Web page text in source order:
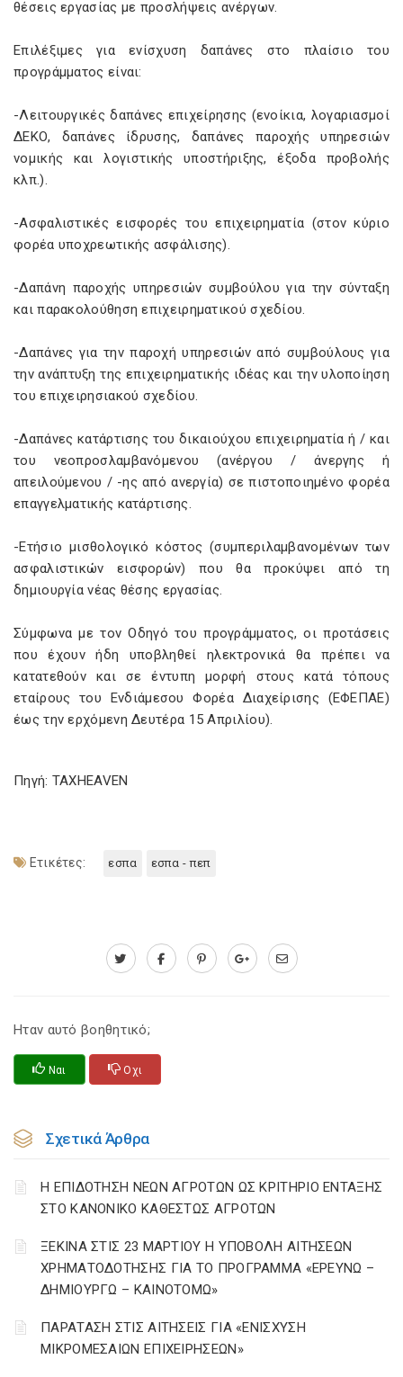
θέσεις εργασίας με προσλήψεις ανέργων.
Επιλέξιμες για ενίσχυση δαπάνες στο πλαίσιο του
προγράμματος είναι:
-Λειτουργικές δαπάνες επιχείρησης (ενοίκια, λογαριασμοί
ΔΕΚΟ, δαπάνες ίδρυσης, δαπάνες παροχής υπηρεσιών
νομικής και λογιστικής υποστήριξης, έξοδα προβολής
κλπ.).
-Ασφαλιστικές εισφορές του επιχειρηματία (στον κύριο
φορέα υποχρεωτικής ασφάλισης).
-Δαπάνη παροχής υπηρεσιών συμβούλου για την σύνταξη
και παρακολούθηση επιχειρηματικού σχεδίου.
-Δαπάνες για την παροχή υπηρεσιών από συμβούλους για
την ανάπτυξη της επιχειρηματικής ιδέας και την υλοποίηση
του επιχειρησιακού σχεδίου.
-Δαπάνες κατάρτισης του δικαιούχου επιχειρηματία ή / και
του νεοπροσλαμβανόμενου (ανέργου / άνεργης ή
απειλούμενου / -ης από ανεργία) σε πιστοποιημένο φορέα
επαγγελματικής κατάρτισης.
-Ετήσιο μισθολογικό κόστος (συμπεριλαμβανομένων των
ασφαλιστικών εισφορών) που θα προκύψει από τη
δημιουργία νέας θέσης εργασίας.
Σύμφωνα με τον Οδηγό του προγράμματος, οι προτάσεις
που έχουν ήδη υποβληθεί ηλεκτρονικά θα πρέπει να
κατατεθούν και σε έντυπη μορφή στους κατά τόπους
εταίρους του Ενδιάμεσου Φορέα Διαχείρισης (ΕΦΕΠΑΕ)
έως την ερχόμενη Δευτέρα 15 Απριλίου).
Πηγή: TAXHEAVEN
Ετικέτες: εσπα εσπα - πεπ
Ηταν αυτό βοηθητικό;
Ναι Οχι
Σχετικά Άρθρα
Η ΕΠΙΔΟΤΗΣΗ ΝΕΩΝ ΑΓΡΟΤΩΝ ΩΣ ΚΡΙΤΗΡΙΟ ΕΝΤΑΞΗΣ
ΣΤΟ ΚΑΝΟΝΙΚΟ ΚΑΘΕΣΤΩΣ ΑΓΡΟΤΩΝ
ΞΕΚΙΝΑ ΣΤΙΣ 23 ΜΑΡΤΙΟΥ Η ΥΠΟΒΟΛΗ ΑΙΤΗΣΕΩΝ
ΧΡΗΜΑΤΟΔΟΤΗΣΗΣ ΓΙΑ ΤΟ ΠΡΟΓΡΑΜΜΑ «ΕΡΕΥΝΩ –
ΔΗΜΙΟΥΡΓΩ – ΚΑΙΝΟΤΟΜΩ»
ΠΑΡΑΤΑΣΗ ΣΤΙΣ ΑΙΤΗΣΕΙΣ ΓΙΑ «ΕΝΙΣΧΥΣΗ
ΜΙΚΡΟΜΕΣΑΙΩΝ ΕΠΙΧΕΙΡΗΣΕΩΝ»